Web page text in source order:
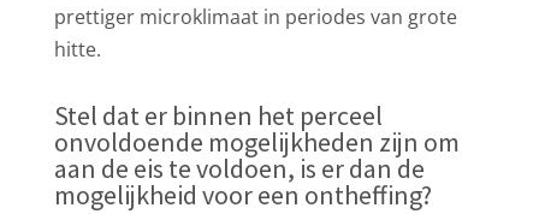
prettiger microklimaat in periodes van grote
hitte.
Stel dat er binnen het perceel
onvoldoende mogelijkheden zijn om
aan de eis te voldoen, is er dan de
mogelijkheid voor een ontheffing?